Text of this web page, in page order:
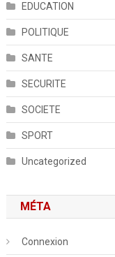
EDUCATION
POLITIQUE
SANTE
SECURITE
SOCIETE
SPORT
Uncategorized
MÉTA
Connexion